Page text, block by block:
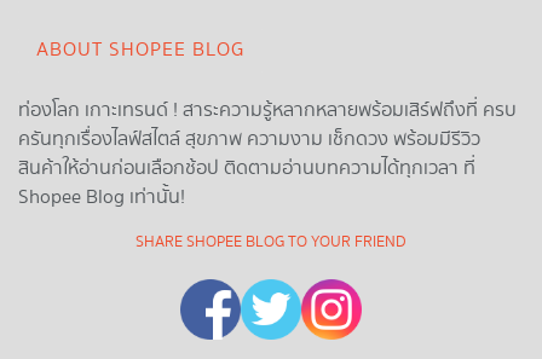
ABOUT SHOPEE BLOG
ท่องโลก เกาะเทรนด์ ! สาระความรู้หลากหลายพร้อมเสิร์ฟถึงที่ ครบ
ครันทุกเรื่องไลฟ์สไตล์ สุขภาพ ความงาม เช็กดวง พร้อมมีรีวิว
สินค้าให้อ่านก่อนเลือกช้อป ติดตามอ่านบทความได้ทุกเวลา ที่
Shopee Blog เท่านั้น!
SHARE SHOPEE BLOG TO YOUR FRIEND